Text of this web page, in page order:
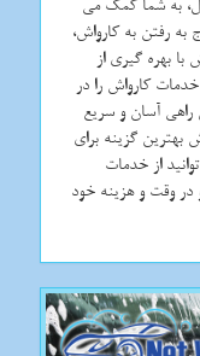
به رفتن به کارواش،
بهره گیری از
کارواش را در
آسان و سریع
گزینه برای
از خدمات
وقت و هزینه خود